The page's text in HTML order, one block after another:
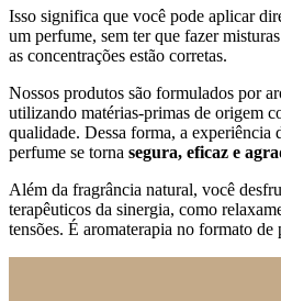
Isso significa que você pode aplicar
um perfume, sem ter que fazer
as concentrações estão corretas.
Nossos produtos são formulados por
utilizando matérias‑primas de origem
qualidade. Dessa forma, a experiência
perfume se torna segura, eficaz e
Além da fragrância natural, você
terapêuticos da sinergia, como
tensões. É aromaterapia no formato de